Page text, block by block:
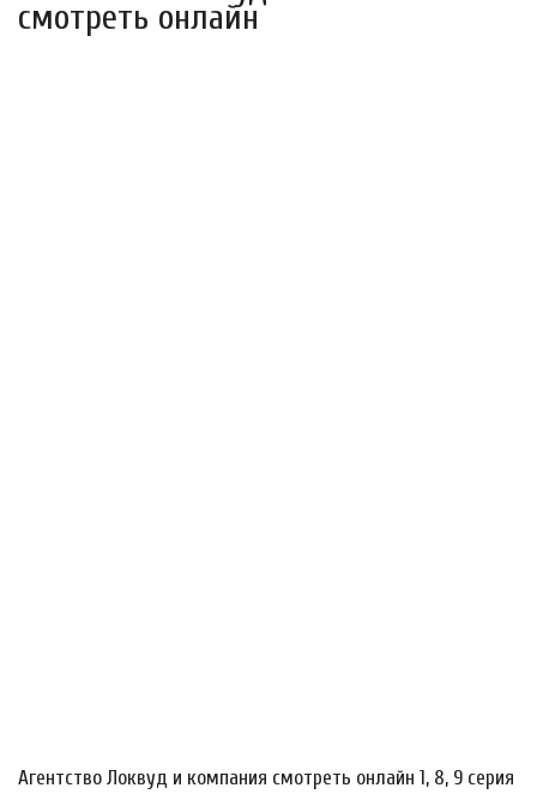
смотреть онлайн
Агентство Локвуд и компания смотреть онлайн 1, 8, 9 серия